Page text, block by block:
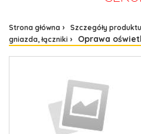
Strona główna Szczegóły produktu
gniazda, łączniki
Oprawa